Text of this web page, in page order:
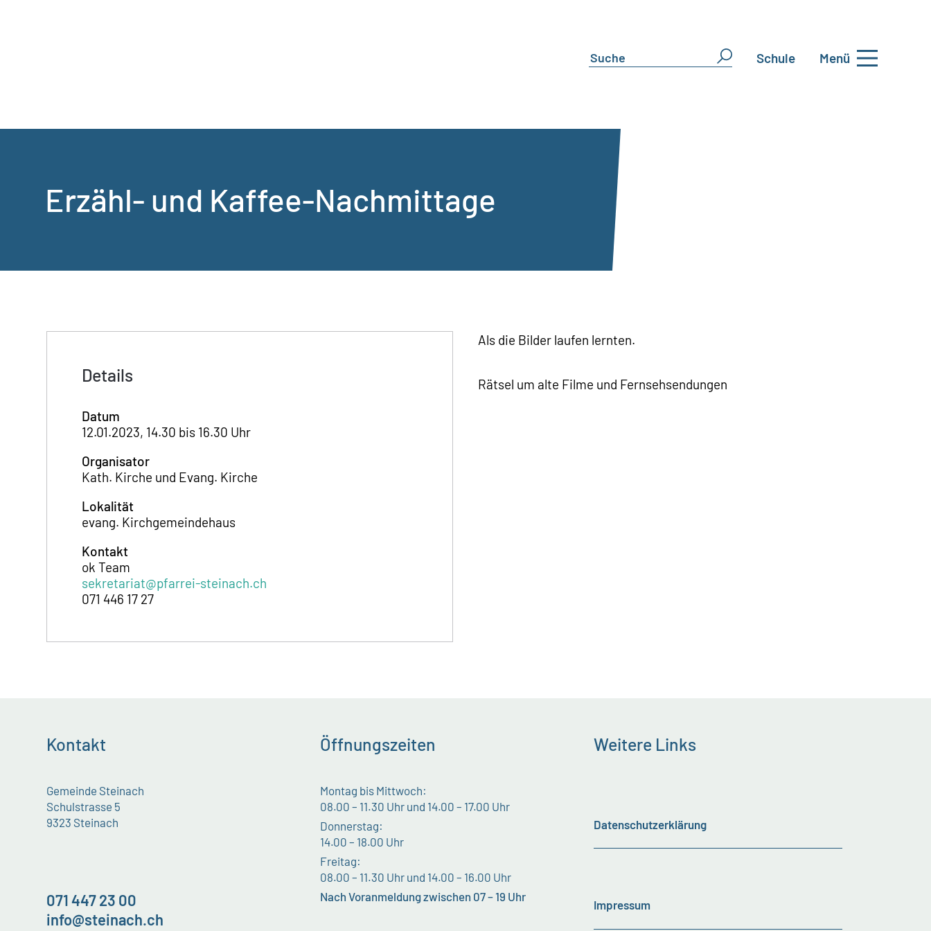
Schule Menü
Erzähl- und Kaffee-Nachmittage
Details
Datum
12.01.2023, 14.30 bis 16.30 Uhr
Organisator
Kath. Kirche und Evang. Kirche
Lokalität
evang. Kirchgemeindehaus
Kontakt
ok Team
sekretariat@pfarrei-steinach.ch
071 446 17 27
Als die Bilder laufen lernten.
Rätsel um alte Filme und Fernsehsendungen
Kontakt
Gemeinde Steinach
Schulstrasse 5
9323 Steinach
071 447 23 00
info@steinach.ch
Öffnungszeiten
Montag bis Mittwoch:
08.00 – 11.30 Uhr und 14.00 – 17.00 Uhr
Donnerstag:
14.00 – 18.00 Uhr
Freitag:
08.00 – 11.30 Uhr und 14.00 – 16.00 Uhr
Nach Voranmeldung zwischen 07 – 19 Uhr
Weitere Links
Datenschutzerklärung
Impressum